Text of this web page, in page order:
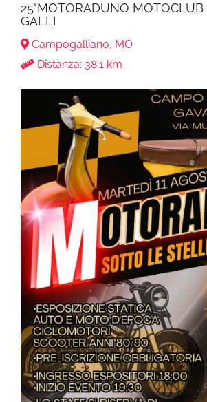
25°MOTORADUNO MOTOCLUB
GALLI
Campogalliano, MO
Distanza: 38.1 km